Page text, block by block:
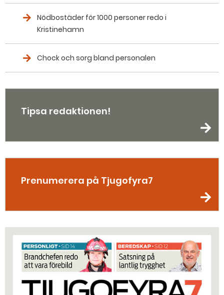
Nödbostäder för 1000 personer redo i
Kristinehamn
Chock och sorg bland personalen
Tipsa redaktionen!
Prenumerera på Tjugofyra7